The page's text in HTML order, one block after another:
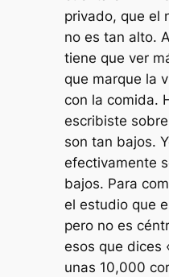
privado, que el
no es tan alto.
tiene que ver
que marque la
con la comida.
escribiste
son tan bajos.
efectivamente
bajos. Para
el estudio que
pero no es
esos que dices
unas 10,000